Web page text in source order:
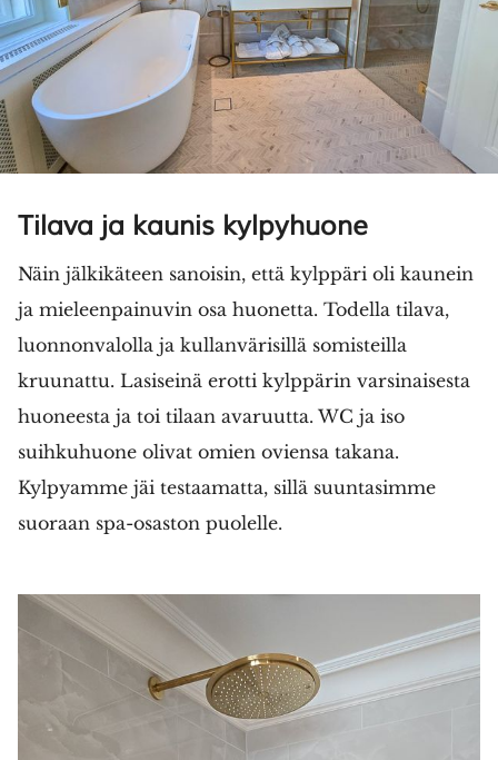
Tilava ja kaunis kylpyhuone
Näin jälkikäteen sanoisin, että kylppäri oli kaunein
ja mieleenpainuvin osa huonetta. Todella tilava,
luonnonvalolla ja kullanvärisillä somisteilla
kruunattu. Lasiseinä erotti kylppärin varsinaisesta
huoneesta ja toi tilaan avaruutta. WC ja iso
suihkuhuone olivat omien oviensa takana.
Kylpyamme jäi testaamatta, sillä suuntasimme
suoraan spa-osaston puolelle.